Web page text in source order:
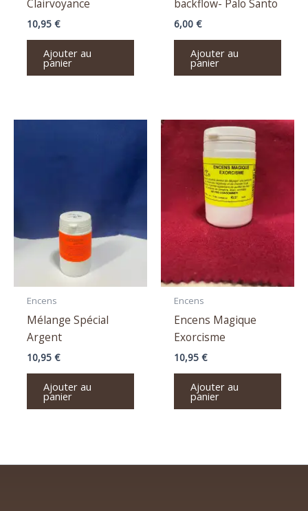
Clairvoyance
10,95 €
Ajouter au
panier
backflow- Palo Santo
6,00 €
Ajouter au
panier
Encens
Mélange Spécial
Argent
10,95 €
Ajouter au
panier
Encens
Encens Magique
Exorcisme
10,95 €
Ajouter au
panier